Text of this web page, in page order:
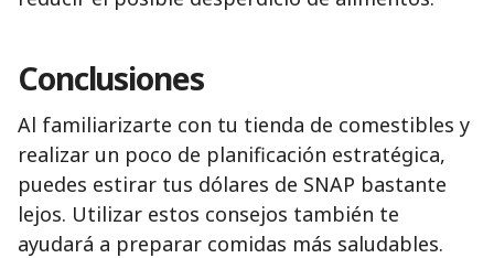
Conclusiones
Al familiarizarte con tu tienda de comestibles y
realizar un poco de planificación estratégica,
puedes estirar tus dólares de SNAP bastante
lejos. Utilizar estos consejos también te
ayudará a preparar comidas más saludables.